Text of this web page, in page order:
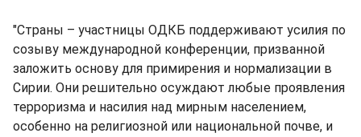
"Страны – участницы ОДКБ поддерживают усилия по
созыву международной конференции, призванной
заложить основу для примирения и нормализации в
Сирии. Они решительно осуждают любые проявления
терроризма и насилия над мирным населением,
особенно на религиозной или национальной почве, и